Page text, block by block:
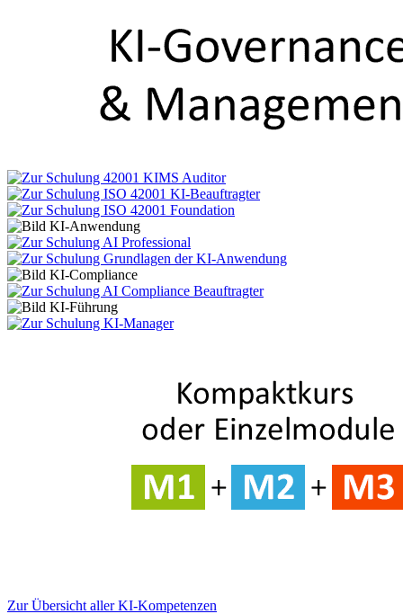
Zur Übersicht aller KI-Kompetenzen